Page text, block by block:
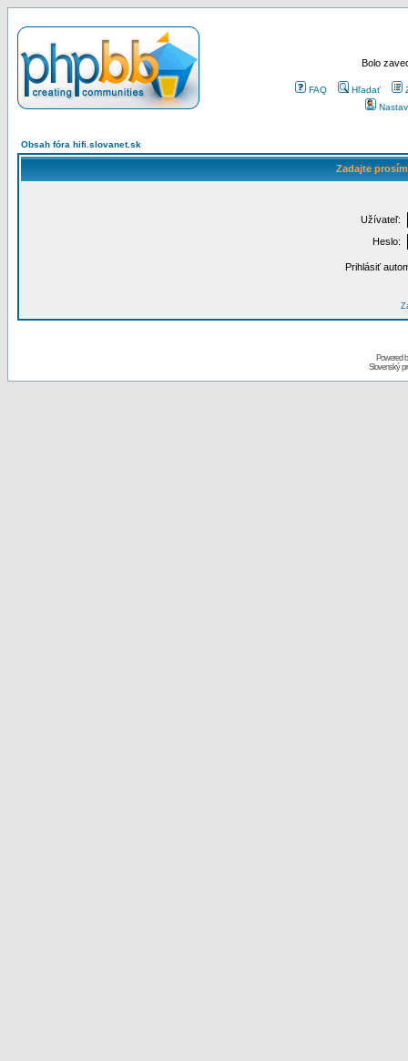
Bolo
FAQ Hľadať
Obsah fóra hifi.slovanet.sk
Zadajte
Užívateľ:
Heslo:
Prihlásiť
Powered
Slovenský